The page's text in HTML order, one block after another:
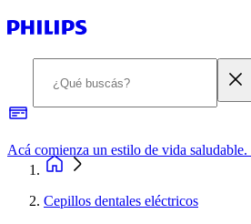
Cepillos dentales eléctricos